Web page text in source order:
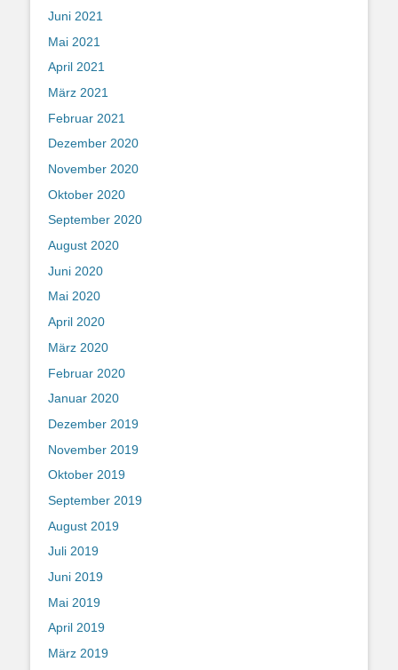
Juni 2021
Mai 2021
April 2021
März 2021
Februar 2021
Dezember 2020
November 2020
Oktober 2020
September 2020
August 2020
Juni 2020
Mai 2020
April 2020
März 2020
Februar 2020
Januar 2020
Dezember 2019
November 2019
Oktober 2019
September 2019
August 2019
Juli 2019
Juni 2019
Mai 2019
April 2019
März 2019